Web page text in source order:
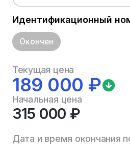
Идентификационный
Окончен
Текущая цена
189 000 ₽
Начальная цена
315 000 ₽
Дата и время окончания